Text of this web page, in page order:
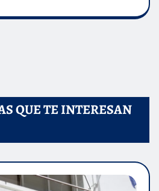
QUE TE INTERESAN